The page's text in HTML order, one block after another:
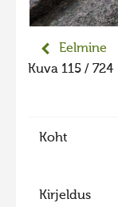
Hiite
Hiite
Liikuvad
Eelmine
Kuva 115 / 724
Koht
Kirjeldus